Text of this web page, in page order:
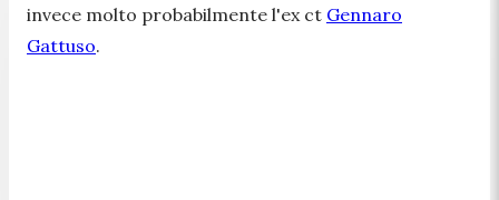
invece molto probabilmente l'ex ct Gennaro
Gattuso.